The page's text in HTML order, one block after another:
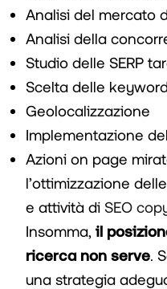
Analisi del mercato
Analisi della
Studio delle SERP
Scelta delle
Geolocalizzazione
Implementazione
Azioni on page
l’ottimizzazione
e attività di SEO
Insomma, il
ricerca non serve.
una strategia